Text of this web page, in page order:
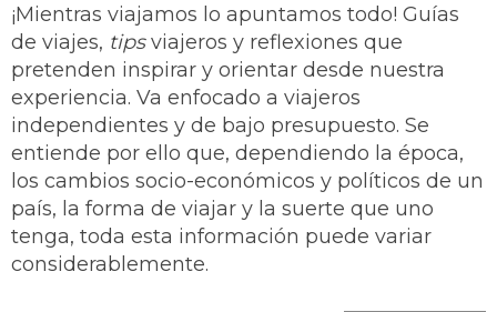
¡Mientras viajamos lo apuntamos todo! Guías
de viajes, tipsviajeros y reflexiones que
pretenden inspirar y orientar desde nuestra
experiencia. Va enfocado a viajeros
independientes y de bajo presupuesto. Se
entiende por ello que, dependiendo la época,
los cambios socio-económicos y políticos de un
país, la forma de viajar y la suerte que uno
tenga, toda esta información puede variar
considerablemente.